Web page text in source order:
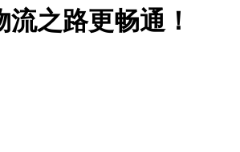
之路更畅通！